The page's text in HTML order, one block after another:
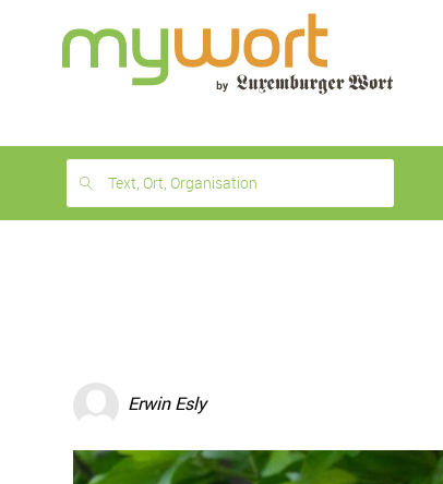
month
free
Text, Ort, Organisation
Erwin Esly